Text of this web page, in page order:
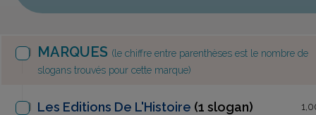
MARQUES (le chiffre entre parenthèses est le nombre de
slogans trouvés pour cette marque)
Les Editions De L'Histoire (1 slogan)